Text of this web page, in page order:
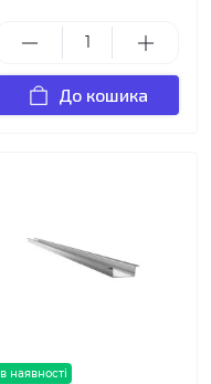
До кошика
в наявності